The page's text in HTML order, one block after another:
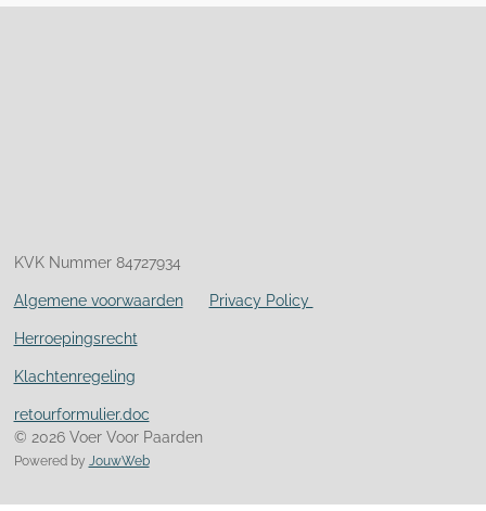
KVK Nummer 84727934
Algemene voorwaarden Privacy Policy
Herroepingsrecht
Klachtenregeling
retourformulier.doc
© 2026 Voer Voor Paarden
Powered by JouwWeb